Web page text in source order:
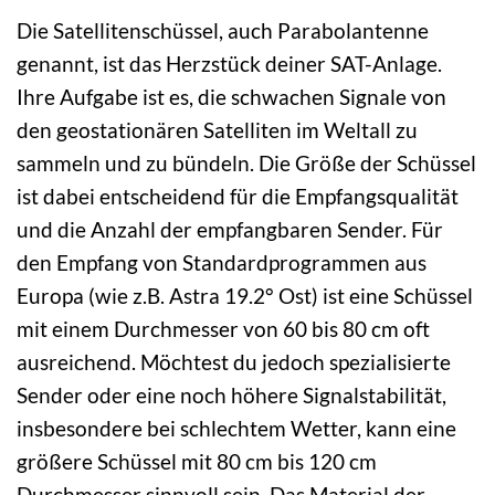
Die Satellitenschüssel, auch Parabolantenne
genannt, ist das Herzstück deiner SAT-Anlage.
Ihre Aufgabe ist es, die schwachen Signale von
den geostationären Satelliten im Weltall zu
sammeln und zu bündeln. Die Größe der Schüssel
ist dabei entscheidend für die Empfangsqualität
und die Anzahl der empfangbaren Sender. Für
den Empfang von Standardprogrammen aus
Europa (wie z.B. Astra 19.2° Ost) ist eine Schüssel
mit einem Durchmesser von 60 bis 80 cm oft
ausreichend. Möchtest du jedoch spezialisierte
Sender oder eine noch höhere Signalstabilität,
insbesondere bei schlechtem Wetter, kann eine
größere Schüssel mit 80 cm bis 120 cm